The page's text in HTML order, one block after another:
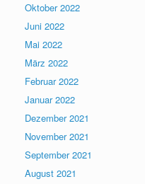
Oktober 2022
Juni 2022
Mai 2022
März 2022
Februar 2022
Januar 2022
Dezember 2021
November 2021
September 2021
August 2021